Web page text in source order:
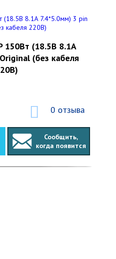
150Вт (18.5В 8.1А
(без кабеля
0 отзыва
Сообщить,
когда появится